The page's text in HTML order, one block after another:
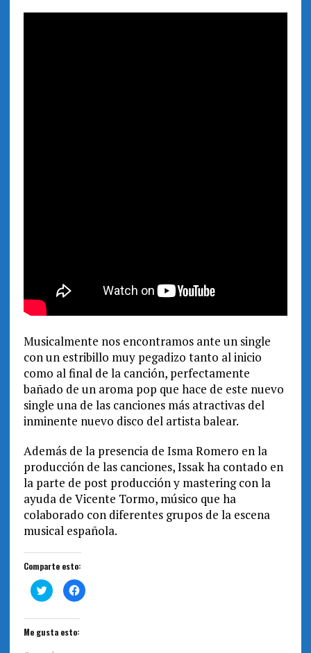
Musicalmente nos encontramos ante un single
con un estribillo muy pegadizo tanto al inicio
como al final de la canción, perfectamente
bañado de un aroma pop que hace de este nuevo
single una de las canciones más atractivas del
inminente nuevo disco del artista balear.
Además de la presencia de Isma Romero en la
producción de las canciones, Issak ha contado en
la parte de post producción y mastering con la
ayuda de Vicente Tormo, músico que ha
colaborado con diferentes grupos de la escena
musical española.
Comparte esto:
H
a
l
i
c
H
a
Me gusta esto: